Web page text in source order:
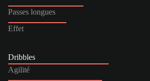
Passes longues
Effet
Dribbles
Agilité